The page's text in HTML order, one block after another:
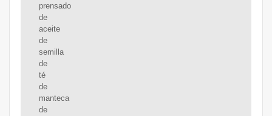
prensado
de
aceite
de
semilla
de
té
de
manteca
de